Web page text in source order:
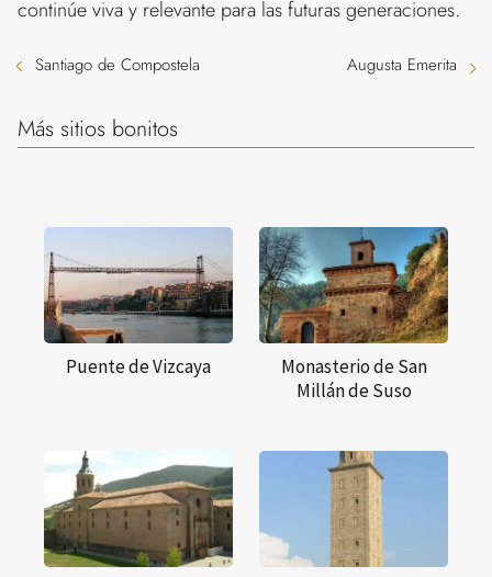
continúe viva y relevante para las futuras generaciones.
Santiago de Compostela Augusta Emerita
Más sitios bonitos
Puente de Vizcaya
Monasterio de San
Millán de Suso